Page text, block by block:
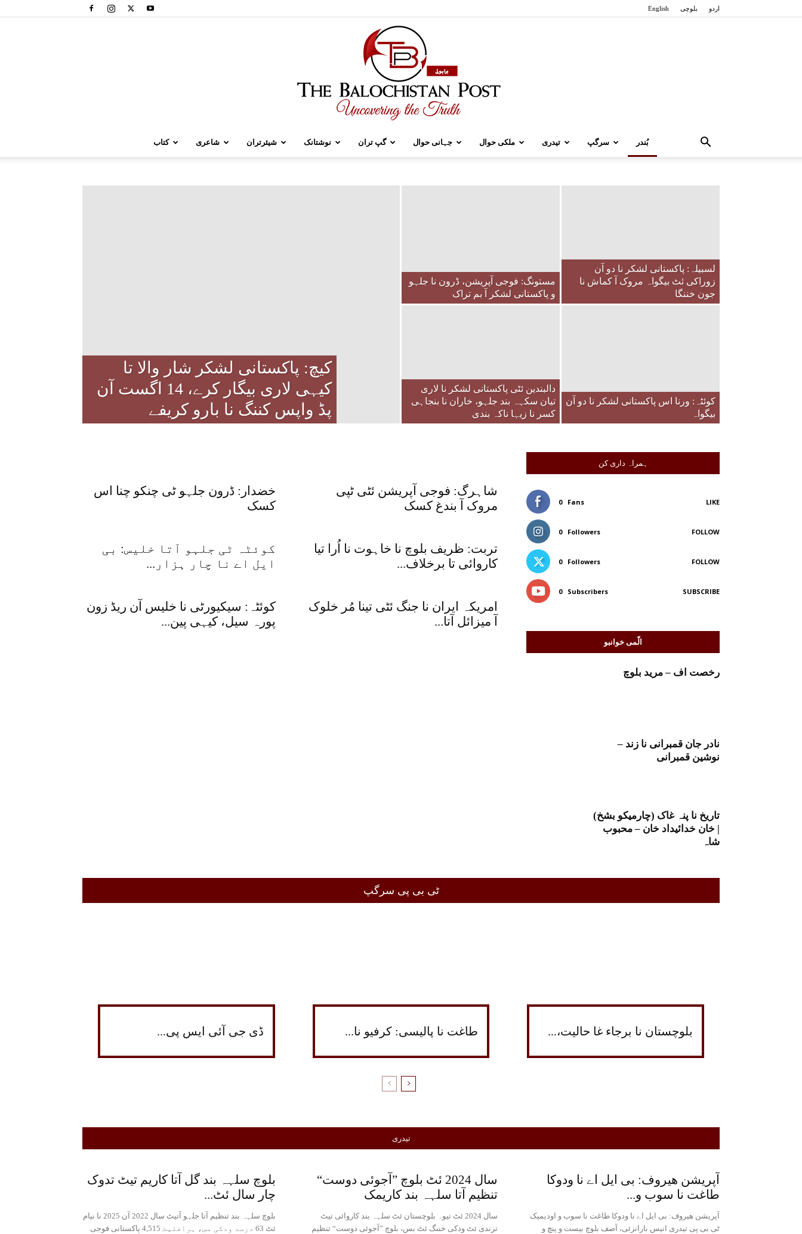
English بلوچی اردو
بُندر سرگپ تیدری ملکی حوال جہانی حوال گپ تران نوشتانک شیئرتران شاعری کتاب
کیچ: پاکستانی لشکر شار والا تا
کیہی لاری بیگار کرے، 14 اگست آن
پڈ واپس کننگ نا بارو کریفے
مستونگ: فوجی آپریشن، ڈرون نا جلہو
و پاکستانی لشکر آ بم تراک
لسبیلہ: پاکستانی لشکر نا دو آن
زوراکی ئٹ بیگواہ مروک آ کماش نا
جون خننگا
دالبندین ئٹی پاکستانی لشکر نا لاری
تیان سکہہ بند جلہو، خاران نا بنجاہی
کسر نا زیہا ناکہ بندی
کوئٹہ: ورنا اس پاکستانی لشکر نا دو آن
بیگواہ
خضدار: ڈرون جلہو ٹی چنکو چنا اس
کسک
شاہرگ: فوجی آپریشن ئٹی ٹپی
مروک آ بندغ کسک
کوئٹہ ٹی جلہو آتا خلیس: بی
ایل اے نا چار ہزار...
تربت: ظریف بلوچ نا خاہوت نا اُرا تیا
کاروائی تا برخلاف...
کوئٹہ: سیکیورٹی نا خلیس آن ریڈ زون
پورہ سیل، کیہی پین...
امریکہ ایران نا جنگ ئٹی تینا مُر خلوک
آ میزائل آتا...
ہمراہ داری کن
0 Fans LIKE
0 Followers FOLLOW
0 Followers FOLLOW
0 Subscribers SUBSCRIBE
الّمی خوانبو
رخصت اف – مرید بلوچ
نادر جان قمبرانی نا زند –
نوشین قمبرانی
تاریخ نا پنہ غاک (چارمیکو بشخ)
| خان خدائیداد خان – محبوب
شاہ
ٹی بی پی سرگپ
ڈی جی آئی ایس پی... طاغت نا پالیسی: کرفیو نا... بلوچستان نا برجاء غا حالیت،...
تیدری
بلوچ سلہہ بند گل آتا کاریم تیٹ تدوک
چار سال ئٹ...
بلوچ سلہہ بند تنظیم آتا جلہو آتیٹ سال 2022 آن 2025 نا نیام
ئٹ 63 درسد ودکی مس، ہرافتیٹ 4,515 پاکستانی فوجی
سال 2024 ئٹ بلوچ ”آجوئی دوست“
تنظیم آتا سلہہ بند کاریمک
سال 2024 ئٹ تیوہ بلوچستان ئٹ سلہہ بند کاروائی تیٹ
ترندی ئٹ ودکی خننگ ئٹ بس، بلوچ ”آجوئی دوست“ تنظیم
آپریشن ھیروف: بی ایل اے نا ودوکا
طاغت نا سوب و...
آپریشن ھیروف: بی ایل اے نا ودوکا طاغت نا سوب و اودیمیک
ٹی بی پی تیدری انیس بارانزئی، آصف بلوچ بیست و پنچ و